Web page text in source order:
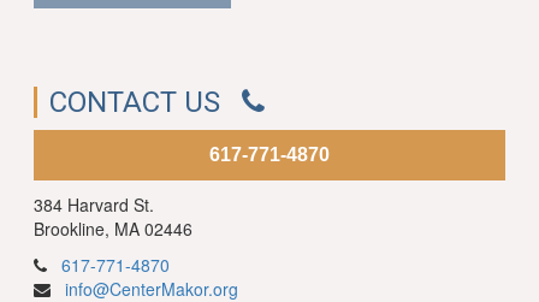
CONTACT US
617-771-4870
384 Harvard St.
Brookline, MA 02446
617-771-4870
info@CenterMakor.org